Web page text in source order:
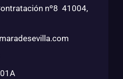
nº8 41004,